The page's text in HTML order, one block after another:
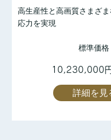
高生産性と高画質さまざ
応力を実現
標準価格
10,230,000
詳細を見